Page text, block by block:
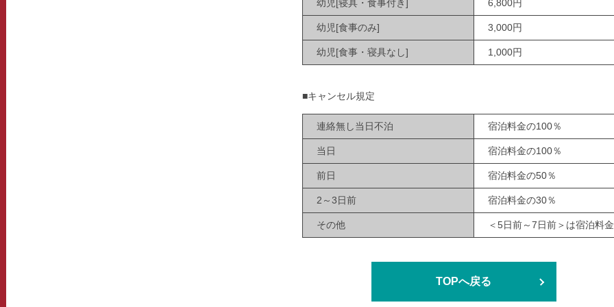
幼児[寝具・食事付き] 6,800円
幼児[食事のみ] 3,000円
幼児[食事・寝具なし] 1,000円
■キャンセル規定
連絡無し当日不泊 宿泊料金の100％
当日 宿泊料金の100％
前日 宿泊料金の50％
2～3日前 宿泊料金の30％
その他 ＜5日前～7日前＞は宿泊料
TOPへ戻る